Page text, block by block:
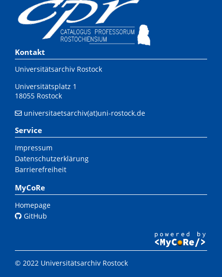
Kontakt
Universitätsarchiv Rostock
Universitätsplatz 1
18055 Rostock
universitaetsarchiv(at)uni-rostock.de
Service
Impressum
Datenschutzerklärung
Barrierefreiheit
MyCoRe
Homepage
GitHub
© 2022 Universitätsarchiv Rostock